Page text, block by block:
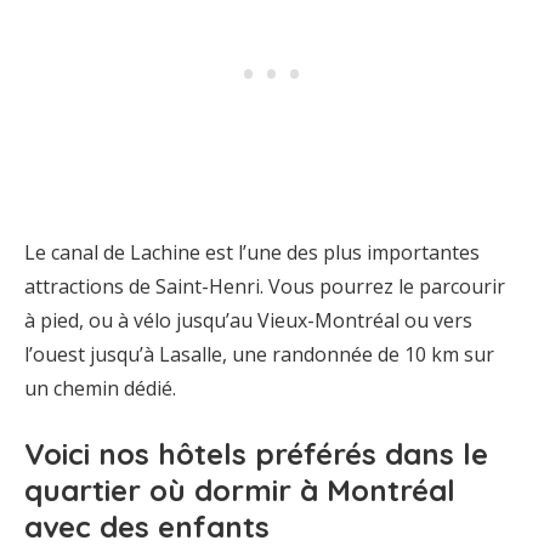
Le canal de Lachine est l’une des plus importantes
attractions de Saint-Henri. Vous pourrez le parcourir
à pied, ou à vélo jusqu’au Vieux-Montréal ou vers
l’ouest jusqu’à Lasalle, une randonnée de 10 km sur
un chemin dédié.
Voici nos hôtels préférés dans le
quartier où dormir à Montréal
avec des enfants